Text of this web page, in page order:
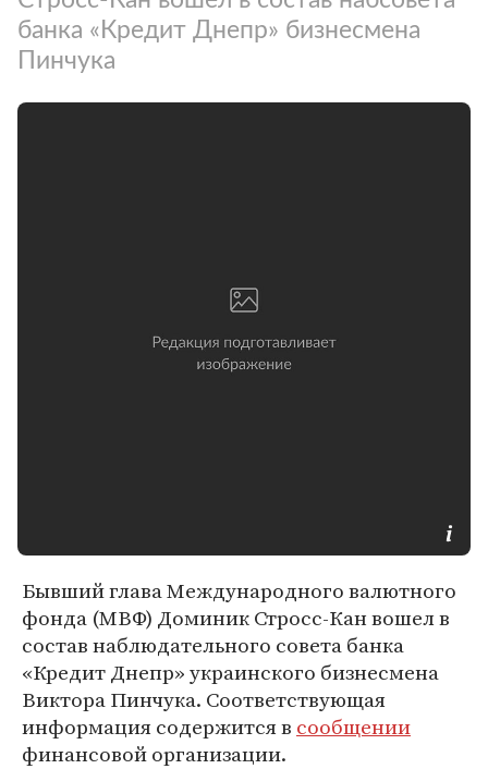
банка «Кредит Днепр» бизнесмена
Пинчука
Бывший глава Международного валютного
фонда (МВФ) Доминик Стросс-Кан вошел в
состав наблюдательного совета банка
«Кредит Днепр» украинского бизнесмена
Виктора Пинчука. Соответствующая
информация содержится в сообщении
финансовой организации.